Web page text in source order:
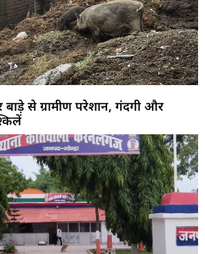
से ग्रामीण परेशान, गंदगी और